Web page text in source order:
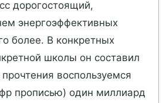
дорогостоящий,
энергоэффективных
более. В конкретных
школы он составил
воспользуемся
прописью) один миллиард